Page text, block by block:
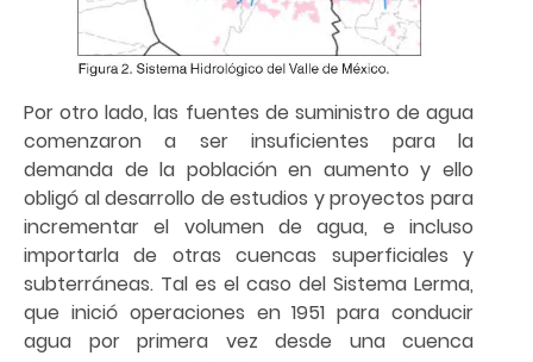
Por otro lado, las fuentes de suministro de agua
comenzaron a ser insuficientes para la
demanda de la población en aumento y ello
obligó al desarrollo de estudios y proyectos para
incrementar el volumen de agua, e incluso
importarla de otras cuencas superficiales y
subterráneas. Tal es el caso del Sistema Lerma,
que inició operaciones en 1951 para conducir
agua por primera vez desde una cuenca